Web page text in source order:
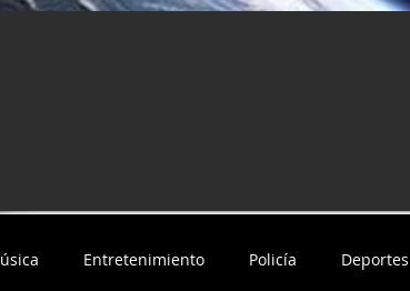
Entretenimiento Policía Deportes